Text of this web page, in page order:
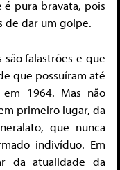
é pura bravata, pois
de dar um golpe.
falastrões e que
que possuíram até
1964. Mas não
primeiro lugar, da
que nunca
indivíduo. Em
da atualidade da